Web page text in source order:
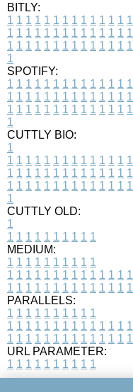
BITLY:
1 1 1 1 1 1 1 1 1 1 1 1 1 1
1 1 1 1 1 1 1 1 1 1 1 1 1 1
1 1 1 1 1 1 1 1 1 1 1 1 1 1
1
SPOTIFY:
1 1 1 1 1 1 1 1 1 1 1 1 1 1
1 1 1 1 1 1 1 1 1 1 1 1 1 1
1 1 1 1 1 1 1 1 1 1 1 1 1 1
1
CUTTLY BIO:
1
1 1 1 1 1 1 1 1 1 1 1 1 1 1
1 1 1 1 1 1 1 1 1 1 1 1 1 1
1 1 1 1 1 1 1 1 1 1 1 1 1 1
1
CUTTLY OLD:
1
1 1 1 1 1 1 1 1 1 1
MEDIUM:
1 1 1 1 1 1 1 1 1 1
1 1 1 1 1 1 1 1 1 1 1 1 1 1
1 1 1 1 1 1 1 1 1 1 1 1 1 1
PARALLELS:
1 1 1 1 1 1 1 1 1 1
1 1 1 1 1 1 1 1 1 1 1 1 1 1
1 1 1 1 1 1 1 1 1 1 1 1 1 1
URL PARAMETER:
1 1 1 1 1 1 1 1 1 1